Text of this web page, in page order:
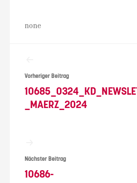
none
Vorheriger Beitrag
_MAERZ_2024
Nächster Beitrag
10686-